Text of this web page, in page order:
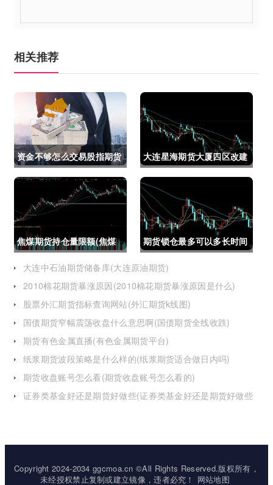
相关推荐
资金不够怎么交易股指期货
(资金不够怎么交易股指期
货呢)
大连星海期货大厦四区改建
(大连星海广场期货大厦)
焦煤期货持仓量限额(焦煤
期货持仓量限额是多少)
期货锁仓最多可以多长时间
(期货锁仓最多可以多长时
间卖出)
大连中石油期货储备库(大连原油期货)
2010棉花期货暴涨原因(2010棉花期货暴涨原因是什么)
股票外汇期货指标查询网站(外汇期货k线图)
国债期货窄幅震荡收盘什么意思啊(国债期货全线收跌)
期货有色金属直播(有色金属期货平台)
纸浆期货波段策略是什么样的(纸浆期货适合做日内吗)
期货收盘账号怎么看(期货收盘账号怎么看的)
证券类基金好还是期货好做些(证券类基金好还是期货好做些
Copyright 2024-2034 ggcmoa.cn ©All Rights Reserved.版权所有，
未经授权禁止复制或建立镜像，违者必究！
网站地图